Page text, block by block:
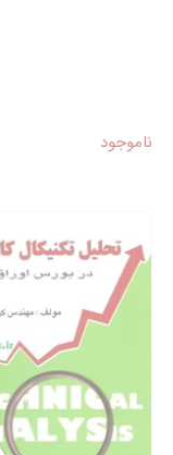
ناموجود